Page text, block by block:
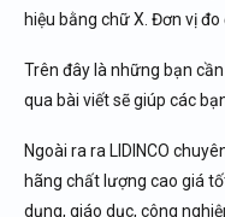
hiệu bằng chữ X. Đơn vị đo
Trên đây là những bạn
qua bài viết sẽ giúp các
Ngoài ra ra LIDINCO
hãng chất lượng cao giá
dụng, giáo dục, công